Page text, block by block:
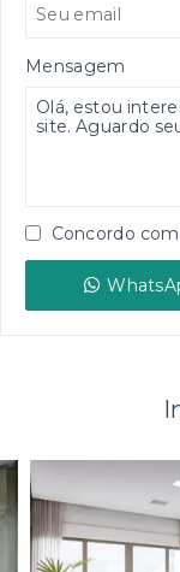
Mensagem
Concordo com